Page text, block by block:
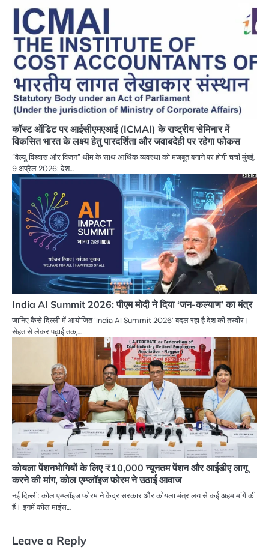
कॉस्ट ऑडिट पर आईसीएमएआई (ICMAI) के राष्ट्रीय सेमिनार में
विकसित भारत के लक्ष्य हेतु पारदर्शिता और जवाबदेही पर रहेगा फोकस
“वैल्यू, विश्वास और विजन” थीम के साथ आर्थिक व्यवस्था को मजबूत बनाने पर होगी चर्चा मुंबई,
9 अप्रैल 2026: देश…
India AI Summit 2026: पीएम मोदी ने दिया ‘जन-कल्याण’ का मंत्र
जानिए कैसे दिल्ली में आयोजित ‘India AI Summit 2026’ बदल रहा है देश की तस्वीर।
सेहत से लेकर पढ़ाई तक,…
कोयला पेंशनभोगियों के लिए ₹10,000 न्यूनतम पेंशन और आईडीए लागू
करने की मांग, कोल एम्प्लॉइज फोरम ने उठाई आवाज
नई दिल्ली: कोल एम्प्लॉइज फोरम ने केंद्र सरकार और कोयला मंत्रालय से कई अहम मांगें की
हैं। इनमें कोल माइंस…
Leave a Reply